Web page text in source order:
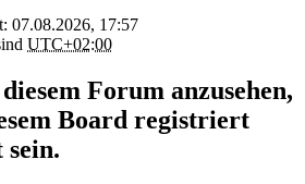
07.08.2026, 17:57
UTC+02:00
Forum anzusehen,
Board registriert
sein.